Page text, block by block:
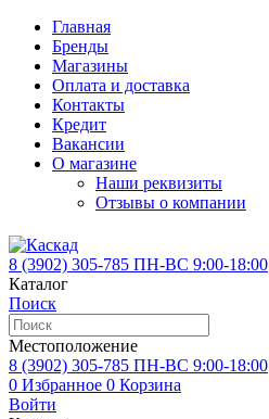
Главная
Бренды
Магазины
Оплата и доставка
Контакты
Кредит
Вакансии
О магазине
Наши реквизиты
Отзывы о компании
8 (3902) 305-785 ПН-ВС 9:00-18:00
Каталог
Поиск
Местоположение
8 (3902) 305-785 ПН-ВС 9:00-18:00
0 Избранное 0 Корзина
Войти